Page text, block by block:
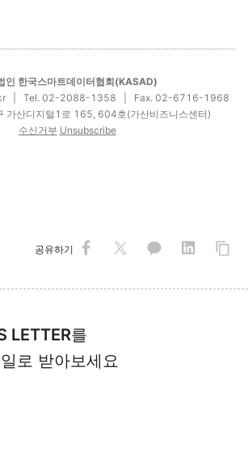
인 한국스마트데이터협회(KASAD)
| Tel. 02-2088-1358 | Fax. 02-6716-1968
가산디지털1로 165, 604호(가산비즈니스센터)
수신거부 Unsubscribe
공유하기
LETTER를
로 받아보세요